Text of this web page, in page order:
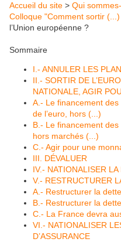
Accueil du site > Qui
Colloque "Comment sortir (...)
l’Union européenne ?
Sommaire
I.- ANNULER LES
II.- SORTIR DE
NATIONALE, AGIR
A.- Le financement
de l’euro, hors (...)
B.- Le financement
hors marchés (...)
C.- Agir pour une
III. DÉVALUER
IV.- NATIONALISER
V.- RESTRUCTURER
A.- Restructurer la
B.- Restructurer la
C.- La France devra
VI.- NATIONALISER
D’ASSURANCE